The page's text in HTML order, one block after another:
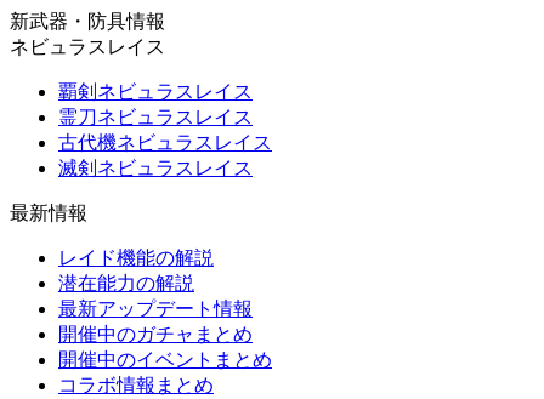
新武器・防具情報
ネビュラスレイス
覇剣ネビュラスレイス
霊刀ネビュラスレイス
古代機ネビュラスレイス
滅剣ネビュラスレイス
最新情報
レイド機能の解説
潜在能力の解説
最新アップデート情報
開催中のガチャまとめ
開催中のイベントまとめ
コラボ情報まとめ